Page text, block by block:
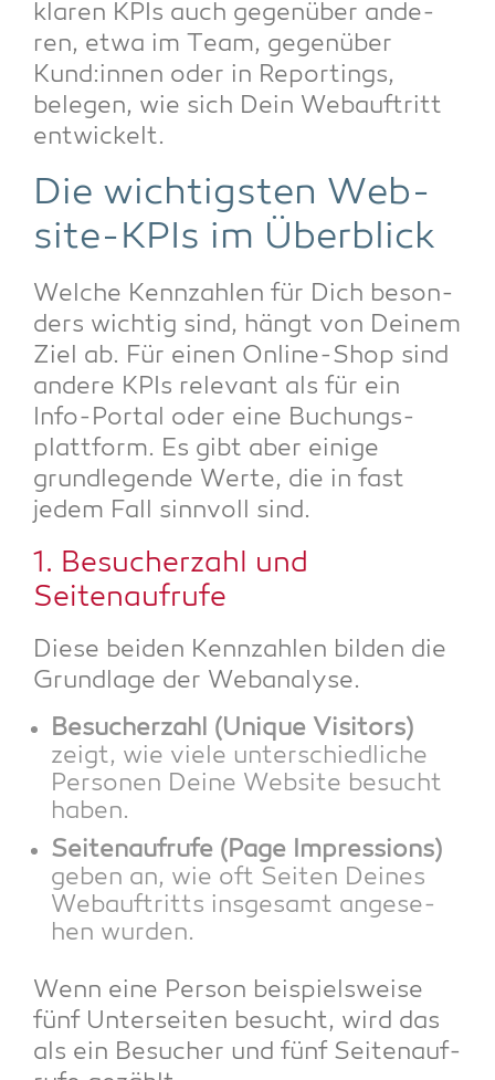
kla­ren KPIs auch gegen­über ande­
ren, etwa im Team, gegen­über
Kund:innen oder in Reportings,
bele­gen, wie sich Dein Web­auf­tritt
entwickelt.
Die wich­tigs­ten Web­
site-KPIs im Überblick
Wel­che Kenn­zah­len für Dich beson­
ders wich­tig sind, hängt von Dei­nem
Ziel ab. Für einen Online-Shop sind
ande­re KPIs rele­vant als für ein
Info-Por­tal oder eine Buchungs­
platt­form. Es gibt aber eini­ge
grund­le­gen­de Wer­te, die in fast
jedem Fall sinn­voll sind.
1. Besu­cher­zahl und
Seitenaufrufe
Die­se bei­den Kenn­zah­len bil­den die
Grund­la­ge der Webanalyse.
Besu­cher­zahl (Uni­que Visi­tors)
zeigt, wie vie­le unter­schied­li­che
Per­so­nen Dei­ne Web­site besucht
haben.
Sei­ten­auf­ru­fe (Page Impres­si­ons)
geben an, wie oft Sei­ten Dei­nes
Web­auf­tritts ins­ge­samt ange­se­
hen wurden.
Wenn eine Per­son bei­spiels­wei­se
fünf Unter­sei­ten besucht, wird das
als ein Besu­cher und fünf Sei­ten­auf­